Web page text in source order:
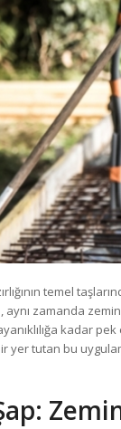
temel
aynı zamanda
kadar
yer tutan bu
: